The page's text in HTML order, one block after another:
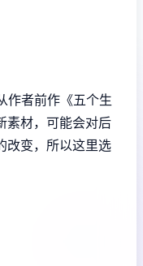
作者前作《五个生
素材，可能会对后
改变，所以这里选